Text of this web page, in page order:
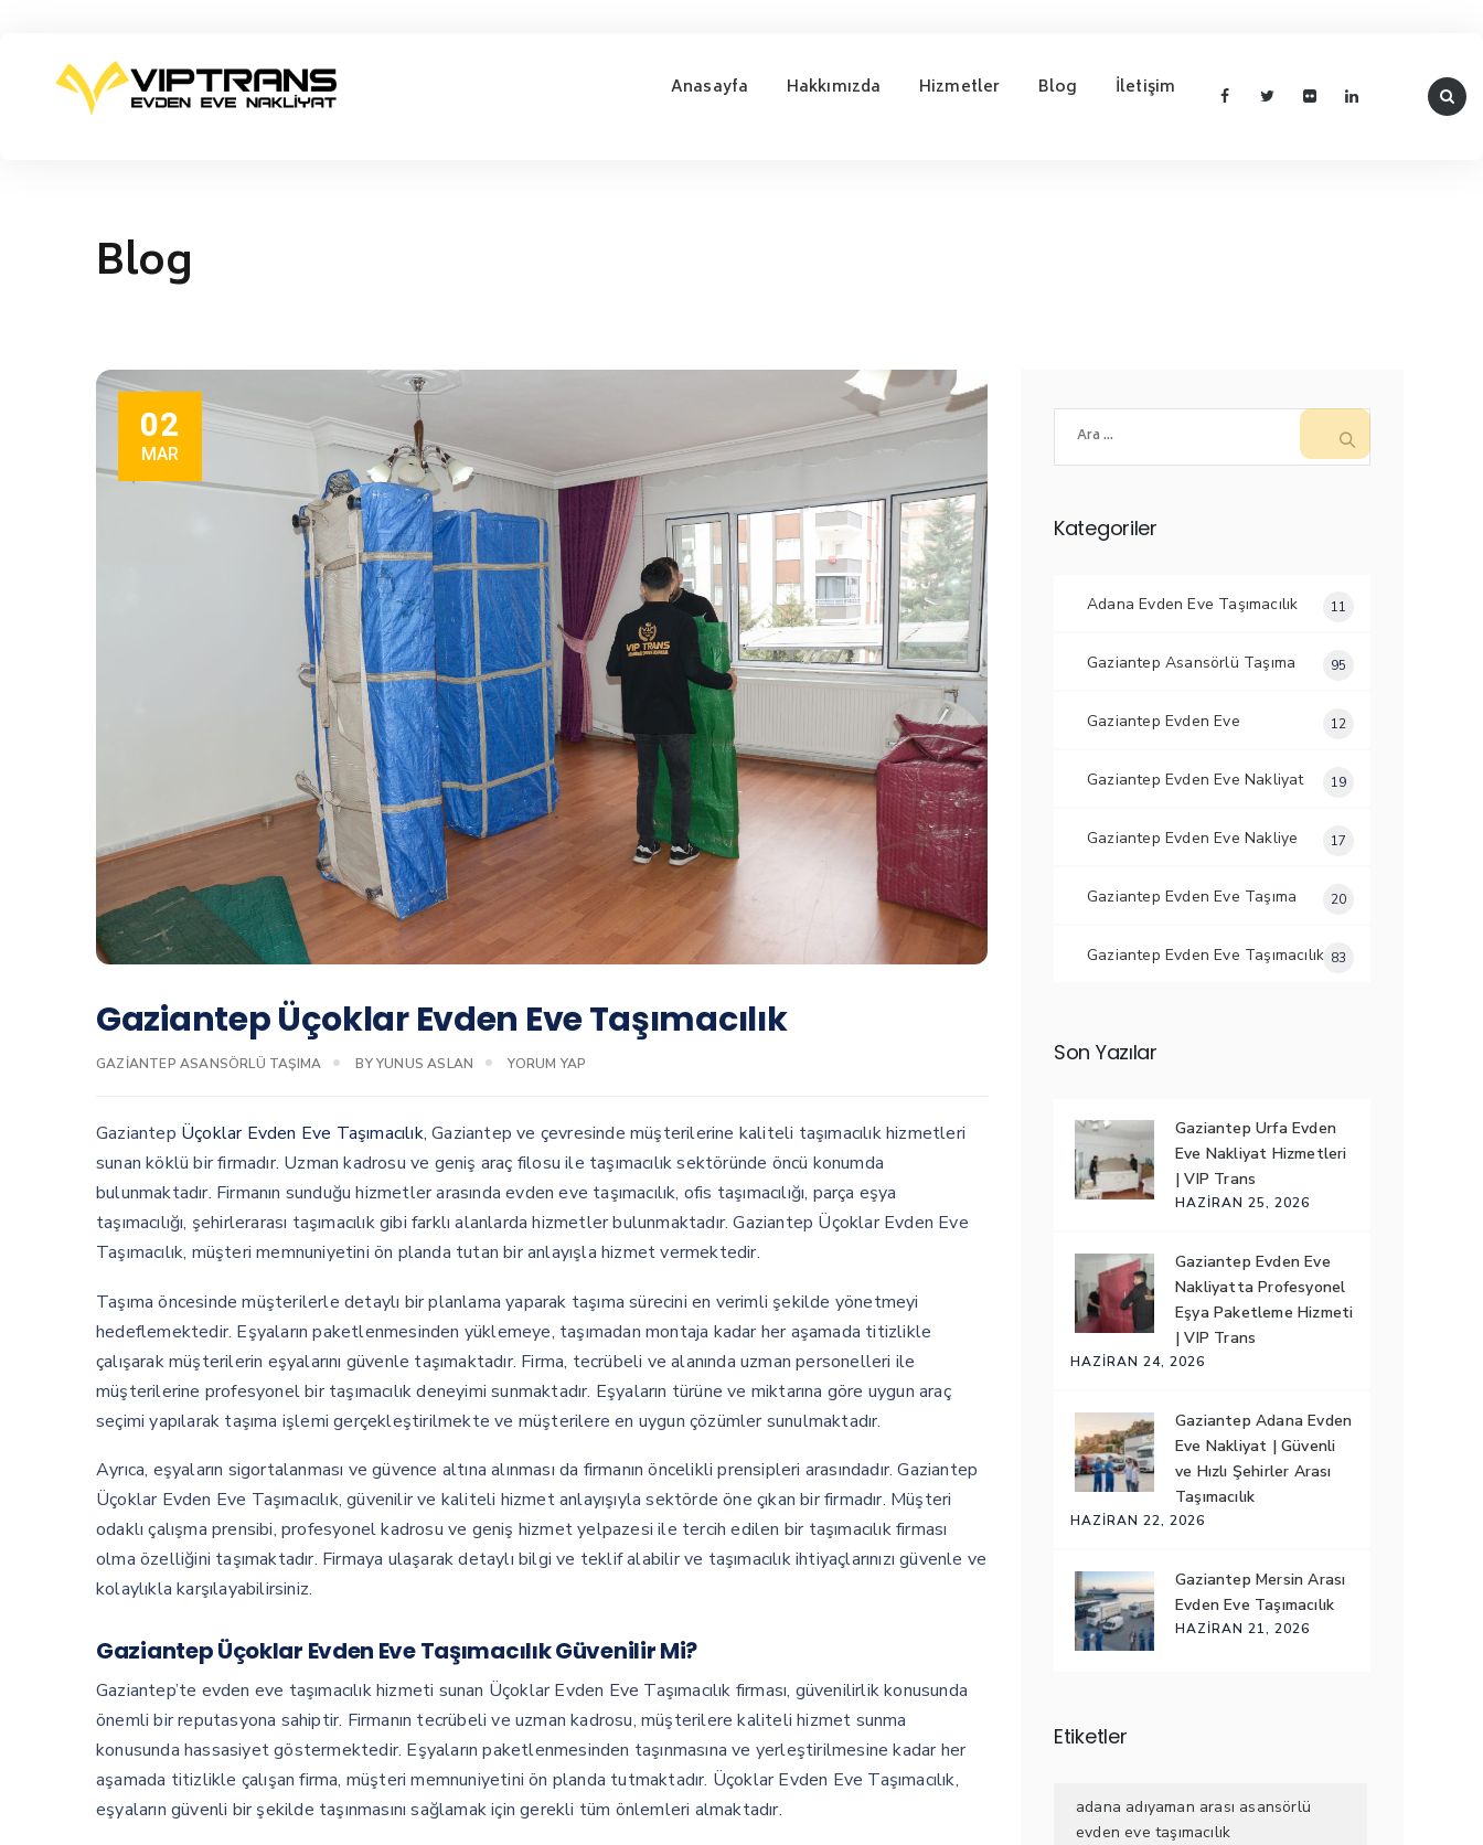
Anasayfa Hakkımızda Hizmetler Blog İletişim
Blog
02
MAR
Gaziantep Üçoklar Evden Eve Taşımacılık
GAZIANTEP ASANSÖRLÜ TAŞIMA BYYUNUS ASLAN YORUM YAP
Gaziantep Üçoklar Evden Eve Taşımacılık, Gaziantep ve çevresinde müşterilerine kaliteli taşımacılık hizmetleri
sunan köklü bir firmadır. Uzman kadrosu ve geniş araç filosu ile taşımacılık sektöründe öncü konumda
bulunmaktadır. Firmanın sunduğu hizmetler arasında evden eve taşımacılık, ofis taşımacılığı, parça eşya
taşımacılığı, şehirlerarası taşımacılık gibi farklı alanlarda hizmetler bulunmaktadır. Gaziantep Üçoklar Evden Eve
Taşımacılık, müşteri memnuniyetini ön planda tutan bir anlayışla hizmet vermektedir.
Taşıma öncesinde müşterilerle detaylı bir planlama yaparak taşıma sürecini en verimli şekilde yönetmeyi
hedeflemektedir. Eşyaların paketlenmesinden yüklemeye, taşımadan montaja kadar her aşamada titizlikle
çalışarak müşterilerin eşyalarını güvenle taşımaktadır. Firma, tecrübeli ve alanında uzman personelleri ile
müşterilerine profesyonel bir taşımacılık deneyimi sunmaktadır. Eşyaların türüne ve miktarına göre uygun araç
seçimi yapılarak taşıma işlemi gerçekleştirilmekte ve müşterilere en uygun çözümler sunulmaktadır.
Ayrıca, eşyaların sigortalanması ve güvence altına alınması da firmanın öncelikli prensipleri arasındadır. Gaziantep
Üçoklar Evden Eve Taşımacılık, güvenilir ve kaliteli hizmet anlayışıyla sektörde öne çıkan bir firmadır. Müşteri
odaklı çalışma prensibi, profesyonel kadrosu ve geniş hizmet yelpazesi ile tercih edilen bir taşımacılık firması
olma özelliğini taşımaktadır. Firmaya ulaşarak detaylı bilgi ve teklif alabilir ve taşımacılık ihtiyaçlarınızı güvenle ve
kolaylıkla karşılayabilirsiniz.
Gaziantep Üçoklar Evden Eve Taşımacılık Güvenilir Mi?
Gaziantep’te evden eve taşımacılık hizmeti sunan Üçoklar Evden Eve Taşımacılık firması, güvenilirlik konusunda
önemli bir reputasyona sahiptir. Firmanın tecrübeli ve uzman kadrosu, müşterilere kaliteli hizmet sunma
konusunda hassasiyet göstermektedir. Eşyaların paketlenmesinden taşınmasına ve yerleştirilmesine kadar her
aşamada titizlikle çalışan firma, müşteri memnuniyetini ön planda tutmaktadır. Üçoklar Evden Eve Taşımacılık,
eşyaların güvenli bir şekilde taşınmasını sağlamak için gerekli tüm önlemleri almaktadır.
Kategoriler
Adana Evden Eve Taşımacılık 11
Gaziantep Asansörlü Taşıma 95
Gaziantep Evden Eve 12
Gaziantep Evden Eve Nakliyat 19
Gaziantep Evden Eve Nakliye 17
Gaziantep Evden Eve Taşıma 20
Gaziantep Evden Eve Taşımacılık 83
Son Yazılar
Gaziantep Urfa Evden
Eve Nakliyat Hizmetleri
| VIP Trans
HAZIRAN 25, 2026
Gaziantep Evden Eve
Nakliyatta Profesyonel
Eşya Paketleme Hizmeti
| VIP Trans
HAZIRAN 24, 2026
Gaziantep Adana Evden
Eve Nakliyat | Güvenli
ve Hızlı Şehirler Arası
Taşımacılık
HAZIRAN 22, 2026
Gaziantep Mersin Arası
Evden Eve Taşımacılık
HAZIRAN 21, 2026
Etiketler
adana adıyaman arası asansörlü
evden eve taşımacılık